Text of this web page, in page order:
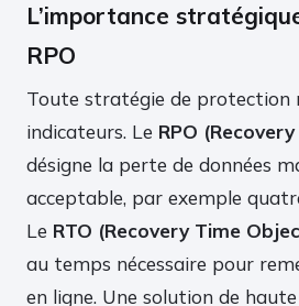
L’importance
RPO
Toute stratégie de protection
indicateurs. Le RPO
désigne la perte de données
acceptable, par exemple
Le RTO (Recovery Time
au temps nécessaire pour
en ligne. Une solution de